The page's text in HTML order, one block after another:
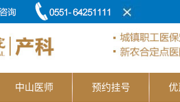
中山医师 预约挂号 优